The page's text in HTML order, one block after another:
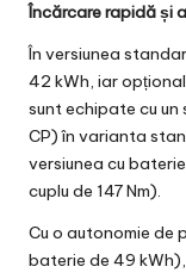
Încărcare rapidă și
În versiunea
42 kWh, iar
sunt echipate cu un
CP) în varianta
versiunea cu
cuplu de 147 Nm).
Cu o autonomie de
baterie de 49